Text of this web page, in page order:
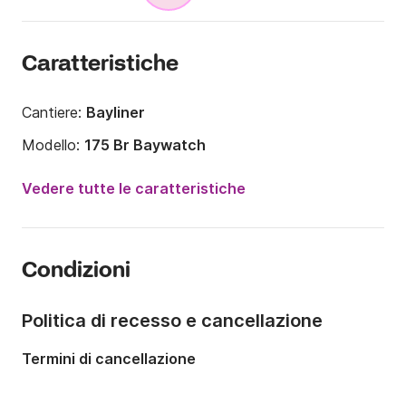
Caratteristiche
Cantiere: Bayliner
Modello: 175 Br Baywatch
130CV
Portata massima persone:
Vedere tutte le caratteristiche
Condizioni
Politica di recesso e cancellazione
Termini di cancellazione